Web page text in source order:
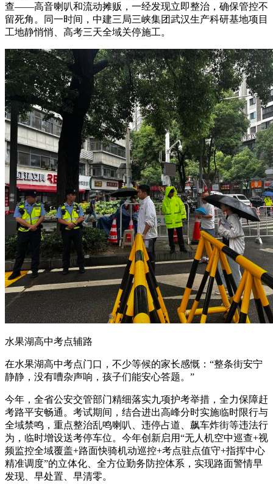
查——高音喇叭和流动摊贩，一经发现立即整治，确保管控不
留死角。同一时间，中建三局三峡集团武汉生产科研基地项目
工地静悄悄、高考三天全域关停施工。
水果湖高中考点辅路
在水果湖高中考点门口，不少等候的家长感慨：“整条街安宁
静静，没有嘈杂声响，孩子们能安心答题。”
今年，全省公安交管部门精细落实九项护考举措，全力保障赶
考路平安畅通。考试期间，结合进出高峰分时实施临时限行与
全域禁鸣，重点整治乱鸣喇叭、违停占道、飙车炸街等违法行
为，临时增设送考停车位。今年创新启用“无人机空中巡查+视
频监控全域覆盖+路面快骑机动巡控+考点驻点值守+指挥中心
精准调度”的立体化、全方位勤务防控体系，实现路面警情早
发现、早处置、早清零。